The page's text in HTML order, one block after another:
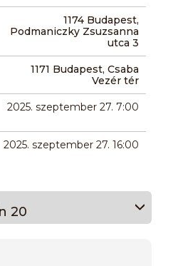
1174 Budapest,
Podmaniczky Zsuzsanna
utca 3
1171 Budapest, Csaba
Vezér tér
2025. szeptember 27. 7:00
2025. szeptember 27. 16:00
20